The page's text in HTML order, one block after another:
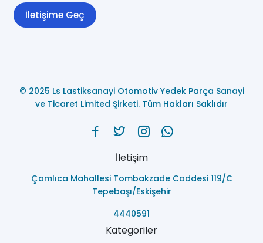
İletişime Geç
© 2025 Ls Lastiksanayi Otomotiv Yedek Parça Sanayi
ve Ticaret Limited Şirketi. Tüm Hakları Saklıdır
İletişim
Çamlıca Mahallesi Tombakzade Caddesi 119/C
Tepebaşı/Eskişehir
4440591
Kategoriler